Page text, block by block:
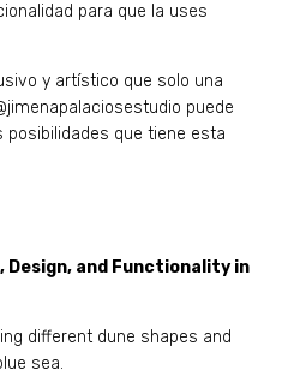
para que la uses
y artístico que solo una
puede
posibilidades que tiene esta
Design, and Functionality in
different dune shapes and
sea.